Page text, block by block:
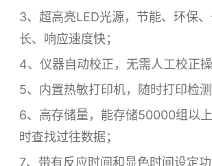
3、超高亮LED光源，节能、环保
长、响应速度快；
4、仪器自动校正，无需人工校正操
5、内置热敏打印机，随时打印检测
6、高存储量，能存储50000组以
时查找过往数据；
7、带有反应时间和显色时间设定功